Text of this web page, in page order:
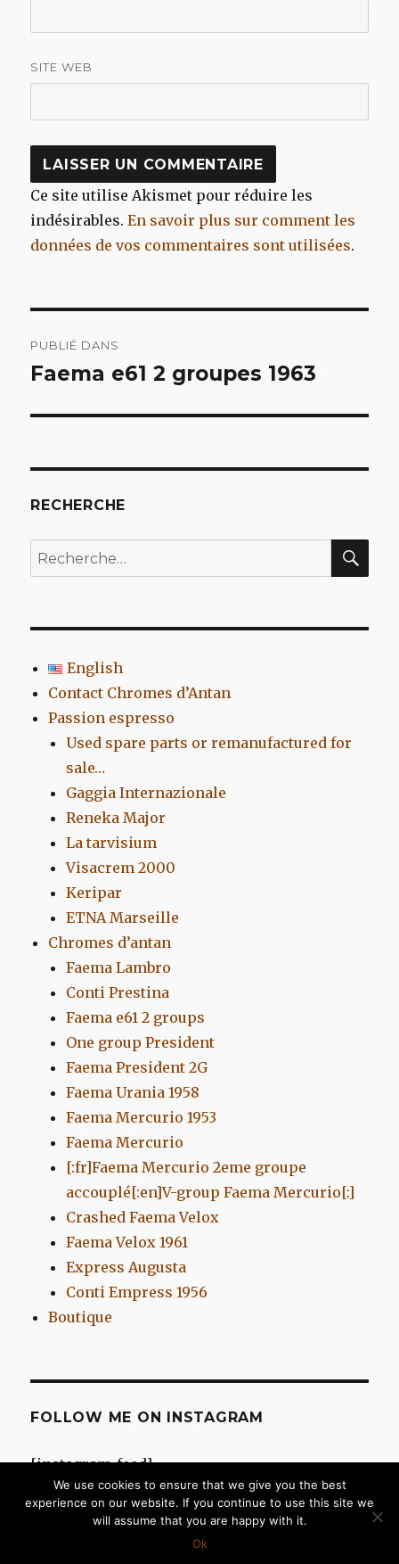
SITE WEB
Ce site utilise Akismet pour réduire les
indésirables.En savoir plus sur comment les
données de vos commentaires sont utilisées.
de
PUBLIÉ DANS
Faema e61 2 groupes 1963
RECHERCHE
Recherche
pour
English
Contact Chromes d’Antan
Passion espresso
Used spare parts or remanufactured for
sale…
Gaggia Internazionale
Reneka Major
La tarvisium
Visacrem 2000
Keripar
ETNA Marseille
Chromes d’antan
Faema Lambro
Conti Prestina
Faema e61 2 groups
One group President
Faema President 2G
Faema Urania 1958
Faema Mercurio 1953
Faema Mercurio
[:fr]Faema Mercurio 2eme groupe
accouplé[:en]V-group Faema Mercurio[:]
Crashed Faema Velox
Faema Velox 1961
Express Augusta
Conti Empress 1956
Boutique
FOLLOW ME ON INSTAGRAM
[instagram-feed]
Fièrement propulsé par WordPress
We use cookies to ensure that we give you the best
experience on our website. If you continue to use this site we
will assume that you are happy with it.
Ok